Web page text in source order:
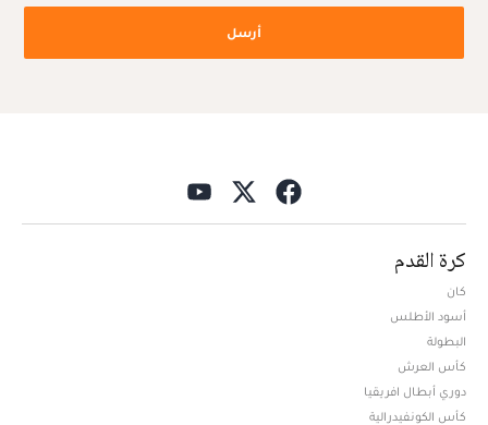
أرسل
كرة القدم
كان
أسود الأطلس
البطولة
كأس العرش
دوري أبطال افريقيا
كأس الكونفيدرالية